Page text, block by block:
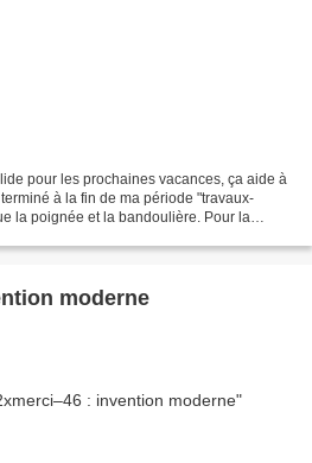
pour les prochaines vacances, ça aide à
à la fin de ma période "travaux-
la poignée et la bandoulière. Pour la
moderne